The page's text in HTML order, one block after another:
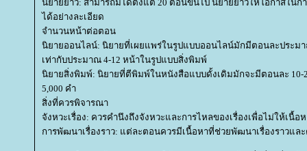
นิยายยาว: สามารถมีได้ตั้งแต่ 20 ตอนขึ้นไป นิยายยาวให้โอกาสในก
ได้อย่างละเอียด
จำนวนหน้าต่อตอน
นิยายออนไลน์: นิยายที่เผยแพร่ในรูปแบบออนไลน์มักมีตอนละประมา
เท่ากับประมาณ 4-12 หน้าในรูปแบบสิ่งพิมพ์
นิยายสิ่งพิมพ์: นิยายที่ตีพิมพ์ในหนังสือแบบดั้งเดิมมักจะมีตอนละ 10-
5,000 คำ
สิ่งที่ควรพิจารณา
จังหวะเรื่อง: ควรคำนึงถึงจังหวะและการไหลของเรื่องเพื่อไม่ให้เนื้อ
การพัฒนาเรื่องราว: แต่ละตอนควรมีเนื้อหาที่ช่วยพัฒนาเรื่องราวแล